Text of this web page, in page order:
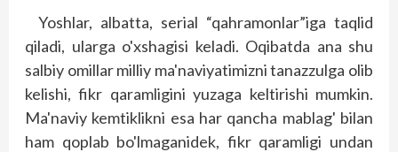
Yoshlar, albatta, serial “qahramonlar”iga taqlid
qiladi, ularga o'xshagisi keladi. Oqibatda ana shu
salbiy omillar milliy ma'naviyatimizni tanazzulga olib
kelishi, fikr qaramligini yuzaga keltirishi mumkin.
Ma'naviy kemtiklikni esa har qancha mablag' bilan
ham qoplab bo'lmaganidek, fikr qaramligi undan